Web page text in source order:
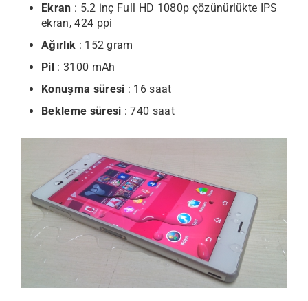
Ekran : 5.2 inç Full HD 1080p çözünürlükte IPS
ekran, 424 ppi
Ağırlık : 152 gram
Pil: 3100 mAh
Konuşma süresi : 16 saat
Bekleme süresi : 740 saat